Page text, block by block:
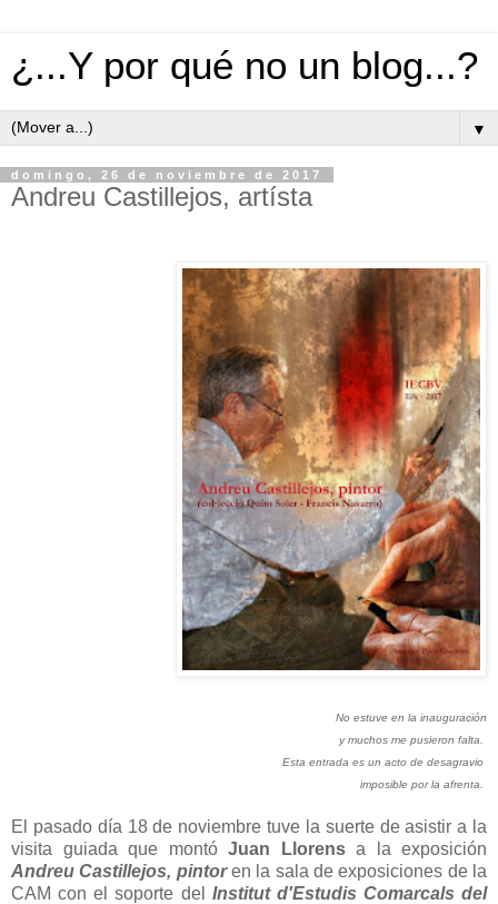
¿...Y por qué no un blog...?
▼
domingo, 26 de noviembre de 2017
Andreu Castillejos, artísta
No estuve en la inauguración
y muchos me pusieron falta.
Esta entrada es un acto de desagravio
imposible por la afrenta.
El pasado día 18 de noviembre tuve la suerte de asistir a la
visita guiada que montó Juan Llorensa la exposición
Andreu Castillejos, pintoren la sala de exposiciones de la
CAM con el soporte del Institut d'Estudis Comarcals del